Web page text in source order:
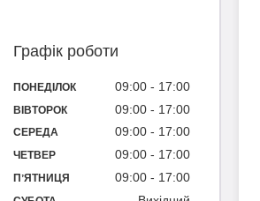
Графік роботи
ПОНЕДІЛОК 09:00 17:00
ВІВТОРОК 09:00 17:00
СЕРЕДА 09:00 17:00
ЧЕТВЕР 09:00 17:00
ПʼЯТНИЦЯ 09:00 17:00